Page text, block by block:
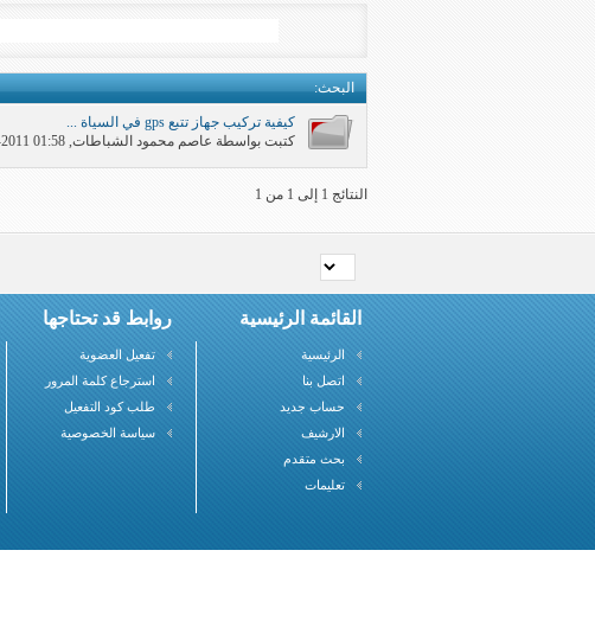
البحث:
كيفية تركيب جهاز تتبع gps في السياة ...
كتبت بواسطة عاصم محمود الشباطات‏, 11-29-2011 01:58 AM
النتائج 1 إلى 1 من 1
القائمة الرئيسية
الرئيسية
اتصل بنا
حساب جديد
الارشيف
بحث متقدم
تعليمات
روابط قد تحتاجها
تفعيل العضوية
استرجاع كلمة المرور
طلب كود التفعيل
سياسة الخصوصية